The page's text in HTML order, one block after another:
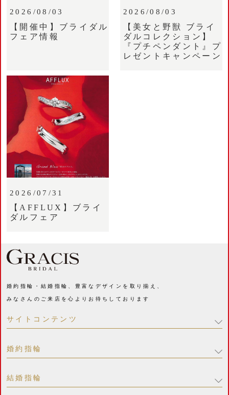
2026/08/03
【開催中】ブライダル
フェア情報
2026/08/03
【美女と野獣 ブライ
ダルコレクション】
『プチペンダント』プ
レゼントキャンペーン
2026/07/31
【AFFLUX】ブライ
ダルフェア
婚約指輪・結婚指輪、豊富なデザインを取り揃え、
みなさんのご来店を心よりお待ちしております
サイトコンテンツ
婚約指輪
結婚指輪